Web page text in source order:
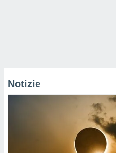
Notizie